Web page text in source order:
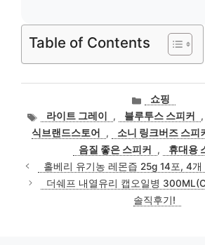
Table of Contents
카
테
고
리
쇼핑
태
그
라이트 그레이 , 블루투스 스피커 ,
식브랜드스토어
, 소니 링크버즈 스피
음질 좋은 스피커
,
휴대용
홀베리 유기농 레몬즙 25g 14포, 4개
더쉐프 내열유리 캡오일병
솔직후기!